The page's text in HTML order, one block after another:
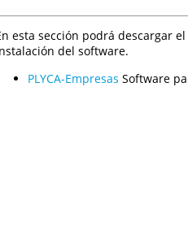
esta sección podrá descargar
del software.
PLYCA-Empresas Software